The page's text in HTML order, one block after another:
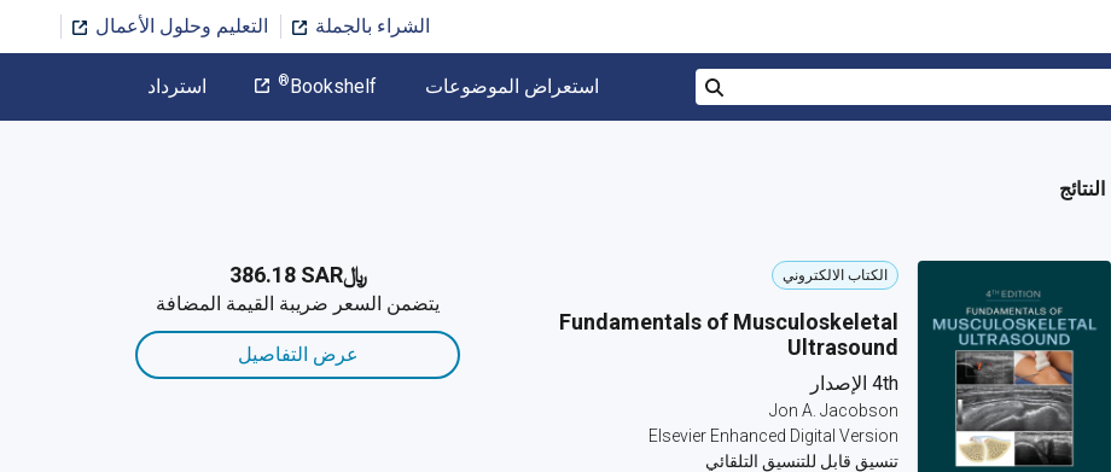
الشراء بالجملة التعليم وحلول الأعمال
البحث في المتجر برقم ISBN، أو العنوان أو المؤلف
بحث
استعراض الموضوعات Bookshelf
® استرداد
الكتاب الالكتروني
Fundamentals of Musculoskeletal
Ultrasound
4th الإصدار
Jon A. Jacobson
Elsevier Enhanced Digital Version
تنسيق قابل للتنسيق التلقائي
﷼‎386.18 SAR
يتضمن السعر ضريبة القيمة المضافة
عرض التفاصيل